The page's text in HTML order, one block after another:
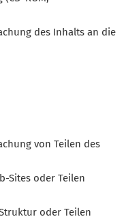
des Inhalts an die
von Teilen des
Sites oder Teilen
oder Teilen